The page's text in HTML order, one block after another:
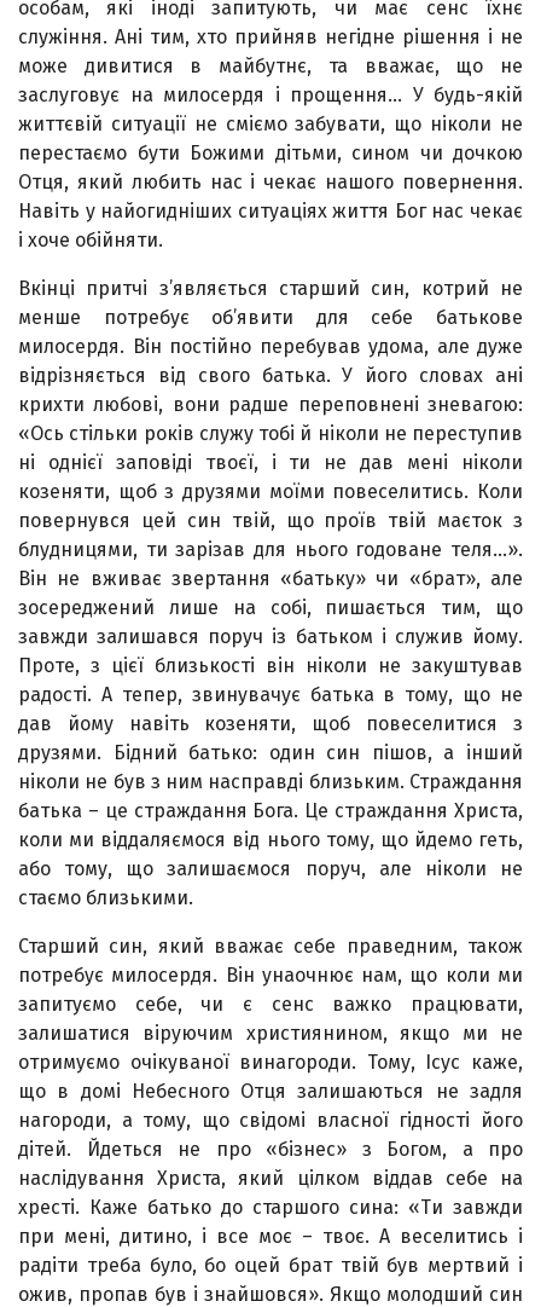
особам, які іноді запитують, чи має сенс їхнє
служіння. Ані тим, хто прийняв негідне рішення і не
може дивитися в майбутнє, та вважає, що не
заслуговує на милосердя і прощення… У будь-якій
життєвій ситуації не сміємо забувати, що ніколи не
перестаємо бути Божими дітьми, сином чи дочкою
Отця, який любить нас і чекає нашого повернення.
Навіть у найогидніших ситуаціях життя Бог нас чекає
і хоче обійняти.
Вкінці притчі з’являється старший син, котрий не
менше потребує об’явити для себе батькове
милосердя. Він постійно перебував удома, але дуже
відрізняється від свого батька. У його словах ані
крихти любові, вони радше переповнені зневагою:
«Ось стільки років служу тобі й ніколи не переступив
ні однієї заповіді твоєї, і ти не дав мені ніколи
козеняти, щоб з друзями моїми повеселитись. Коли
повернувся цей син твій, що проїв твій маєток з
блудницями, ти зарізав для нього годоване теля…».
Він не вживає звертання «батьку» чи «брат», але
зосереджений лише на собі, пишається тим, що
завжди залишався поруч із батьком і служив йому.
Проте, з цієї близькості він ніколи не закуштував
радості. А тепер, звинувачує батька в тому, що не
дав йому навіть козеняти, щоб повеселитися з
друзями. Бідний батько: один син пішов, а інший
ніколи не був з ним насправді близьким. Страждання
батька – це страждання Бога. Це страждання Христа,
коли ми віддаляємося від нього тому, що йдемо геть,
або тому, що залишаємося поруч, але ніколи не
стаємо близькими.
Старший син, який вважає себе праведним, також
потребує милосердя. Він унаочнює нам, що коли ми
запитуємо себе, чи є сенс важко працювати,
залишатися віруючим християнином, якщо ми не
отримуємо очікуваної винагороди. Тому, Ісус каже,
що в домі Небесного Отця залишаються не задля
нагороди, а тому, що свідомі власної гідності його
дітей. Йдеться не про «бізнес» з Богом, а про
наслідування Христа, який цілком віддав себе на
хресті. Каже батько до старшого сина: «Ти завжди
при мені, дитино, і все моє – твоє. А веселитись і
радіти треба було, бо оцей брат твій був мертвий і
ожив, пропав був і знайшовся». Якщо молодший син